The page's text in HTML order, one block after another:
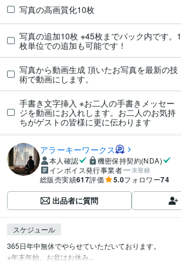
写真の高画質化10枚
写真の追加10枚 ※45枚までパック内です。1
枚単位での追加も可能です！
写真から動画生成 頂いたお写真を最新の技
術で動画にします。
手書き文字挿入 ※お二人の手書きメッセー
ジを動画にお入れします。お二人のお気持
ちがゲストの皆様に更に伝わります
アラーキーワークス
本人確認
機密保持契約(NDA)
インボイス発行事業者
未登録
総販売実績617評価 5.0フォロワー74
出品者に質問
スケジュール
365日年中無休でやらせていただいております。
※年末年始、お盆はお休み...